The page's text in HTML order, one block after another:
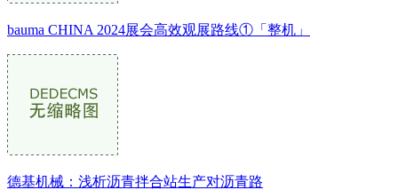
bauma CHINA 2024展会高效观展路线①「整机」
德基机械：浅析沥青拌合站生产对沥青路